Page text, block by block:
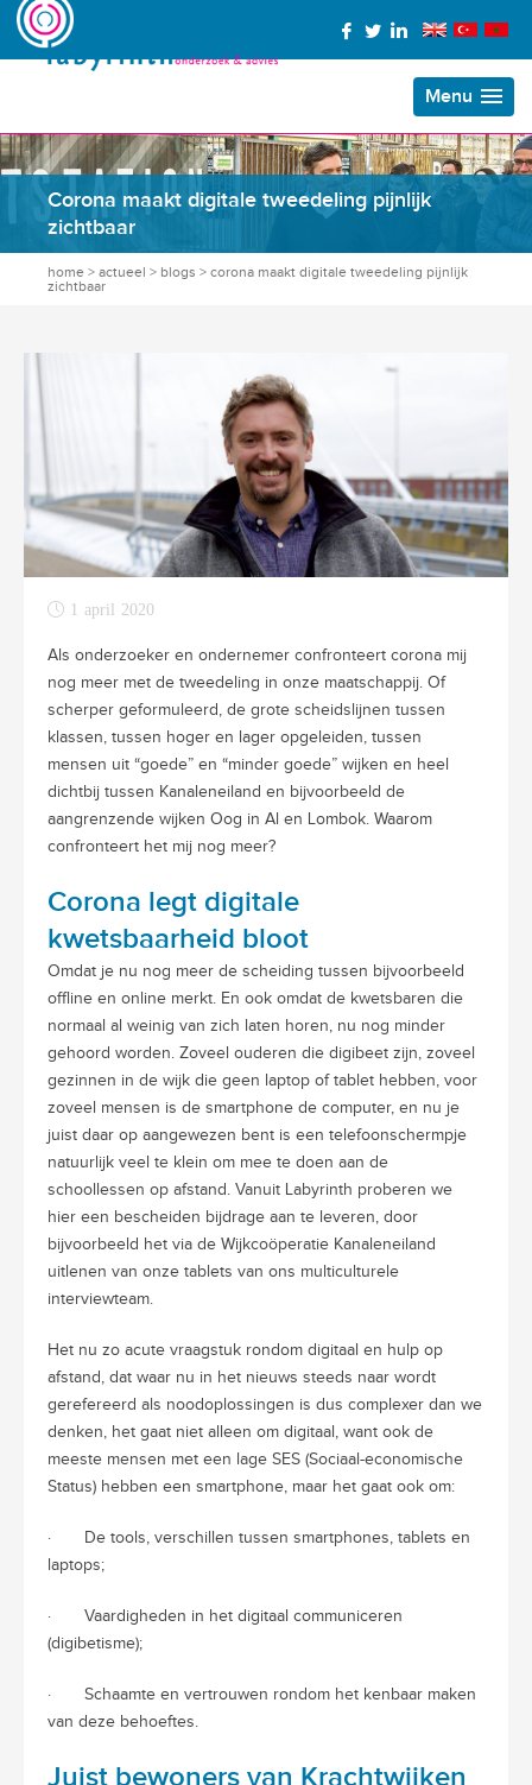
Menu
Corona maakt digitale tweedeling pijnlijk
zichtbaar
home > actueel > blogs > corona maakt digitale tweedeling pijnlijk
zichtbaar
1 april 2020
Als onderzoeker en ondernemer confronteert corona mij
nog meer met de tweedeling in onze maatschappij. Of
scherper geformuleerd, de grote scheidslijnen tussen
klassen, tussen hoger en lager opgeleiden, tussen
mensen uit “goede” en “minder goede” wijken en heel
dichtbij tussen Kanaleneiland en bijvoorbeeld de
aangrenzende wijken Oog in Al en Lombok. Waarom
confronteert het mij nog meer?
Corona legt digitale
kwetsbaarheid bloot
Omdat je nu nog meer de scheiding tussen bijvoorbeeld
offline en online merkt. En ook omdat de kwetsbaren die
normaal al weinig van zich laten horen, nu nog minder
gehoord worden. Zoveel ouderen die digibeet zijn, zoveel
gezinnen in de wijk die geen laptop of tablet hebben, voor
zoveel mensen is de smartphone de computer, en nu je
juist daar op aangewezen bent is een telefoonschermpje
natuurlijk veel te klein om mee te doen aan de
schoollessen op afstand. Vanuit Labyrinth proberen we
hier een bescheiden bijdrage aan te leveren, door
bijvoorbeeld het via de Wijkcoöperatie Kanaleneiland
uitlenen van onze tablets van ons multiculturele
interviewteam.
Het nu zo acute vraagstuk rondom digitaal en hulp op
afstand, dat waar nu in het nieuws steeds naar wordt
gerefereerd als noodoplossingen is dus complexer dan we
denken, het gaat niet alleen om digitaal, want ook de
meeste mensen met een lage SES (Sociaal-economische
Status) hebben een smartphone, maar het gaat ook om:
· De tools, verschillen tussen smartphones, tablets en
laptops;
· Vaardigheden in het digitaal communiceren
(digibetisme);
· Schaamte en vertrouwen rondom het kenbaar maken
van deze behoeftes.
Juist bewoners van Krachtwijken